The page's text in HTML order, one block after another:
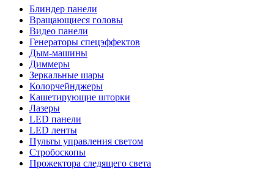
Блиндер панели
Вращающиеся головы
Видео панели
Генераторы спецэффектов
Дым-машины
Диммеры
Зеркальные шары
Колорчейнджеры
Кашетирующие шторки
Лазеры
LED панели
LED ленты
Пульты управления светом
Стробоскопы
Прожектора следящего света